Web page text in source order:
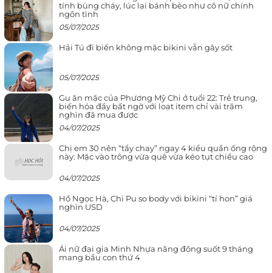
tính bùng cháy, lúc lại bánh bèo như cô nữ chính
ngôn tình
05/07/2025
Hải Tú đi biển không mặc bikini vẫn gây sốt
05/07/2025
Gu ăn mặc của Phương Mỹ Chi ở tuổi 22: Trẻ trung,
biến hóa đầy bất ngờ với loạt item chỉ vài trăm
nghìn đã mua được
04/07/2025
Chị em 30 nên “tẩy chay” ngay 4 kiểu quần ống rộng
này: Mặc vào trông vừa quê vừa kéo tụt chiều cao
04/07/2025
Hồ Ngọc Hà, Chi Pu so body với bikini “tí hon” giá
nghìn USD
04/07/2025
Ái nữ đại gia Minh Nhựa năng động suốt 9 tháng
mang bầu con thứ 4